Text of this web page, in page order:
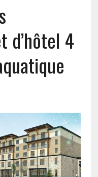
d’hôtel 4